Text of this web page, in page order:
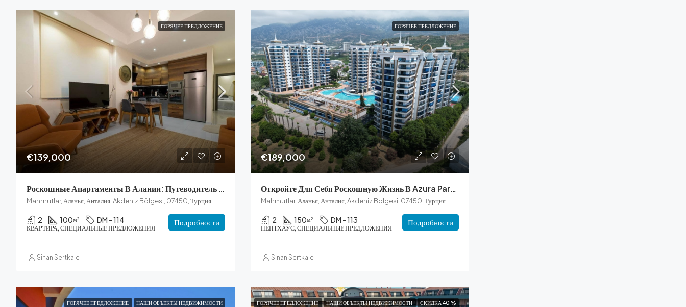
ГОРЯЧЕЕ ПРЕДЛОЖЕНИЕ
€139,000
Роскошные Апартаменты В Алании: Путеводитель По Резиденциям Serenity
Mahmutlar, Аланья, Анталия, Akdeniz Bölgesi, 07450, Турция
2 100м² DM - 114
КВАРТИРА, СПЕЦИАЛЬНЫЕ ПРЕДЛОЖЕНИЯ
Подробности
Sinan Sertkale
ГОРЯЧЕЕ ПРЕДЛОЖЕНИЕ
€189,000
Откройте Для Себя Роскошную Жизнь В Azura Park В Аланьи
Mahmutlar, Аланья, Анталия, Akdeniz Bölgesi, 07450, Турция
2 150м² DM - 113
ПЕНТХАУС, СПЕЦИАЛЬНЫЕ ПРЕДЛОЖЕНИЯ
Подробности
Sinan Sertkale
ГОРЯЧЕЕ ПРЕДЛОЖЕНИЕ НАШИ ОБЪЕКТЫ НЕДВИЖИМОСТИ ГОРЯЧЕЕ ПРЕДЛОЖЕНИЕ НАШИ ОБЪЕКТЫ НЕДВИЖИМОСТИ СКИДКА 40 %